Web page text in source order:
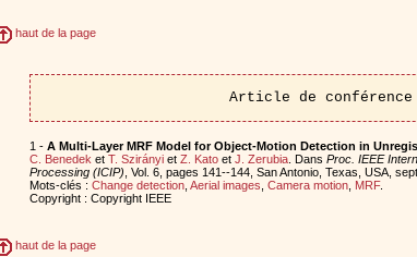
haut de la page
Article de conférence
1 - A Multi-Layer MRF Model for Object-Motion Detection in
C. Benedek et T. Szirányiet Z. Katoet J. Zerubia. Dans Proc. IEEE
Processing (ICIP) , Vol. 6, pages 141--144, San Antonio, Texas, USA,
Mots-clés : Change detection, Aerial images Camera motion, MRF.
Copyright : Copyright IEEE
haut de la page